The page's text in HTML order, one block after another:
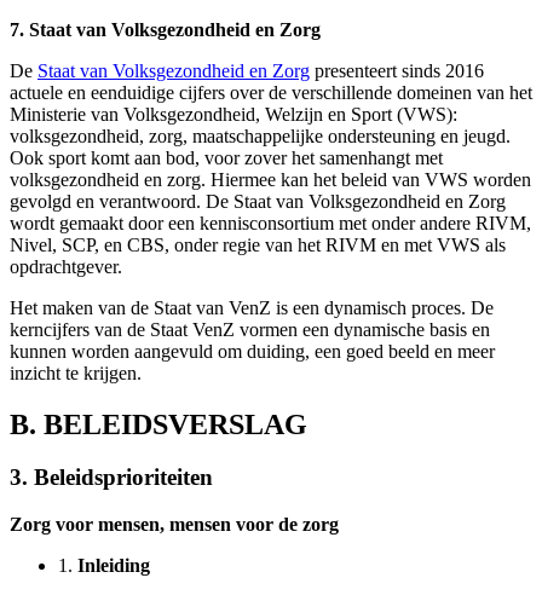
7. Staat van Volksgezondheid en Zorg
De Staat van Volksgezondheid en Zorg presenteert sinds 2016
actuele en eenduidige cijfers over de verschillende domeinen van het
Ministerie van Volksgezondheid, Welzijn en Sport (VWS):
volksgezondheid, zorg, maatschappelijke ondersteuning en jeugd.
Ook sport komt aan bod, voor zover het samenhangt met
volksgezondheid en zorg. Hiermee kan het beleid van VWS worden
gevolgd en verantwoord. De Staat van Volksgezondheid en Zorg
wordt gemaakt door een kennisconsortium met onder andere RIVM,
Nivel, SCP, en CBS, onder regie van het RIVM en met VWS als
opdrachtgever.
Het maken van de Staat van VenZ is een dynamisch proces. De
kerncijfers van de Staat VenZ vormen een dynamische basis en
kunnen worden aangevuld om duiding, een goed beeld en meer
inzicht te krijgen.
B. BELEIDSVERSLAG
3. Beleidsprioriteiten
Zorg voor mensen, mensen voor de zorg
1. Inleiding